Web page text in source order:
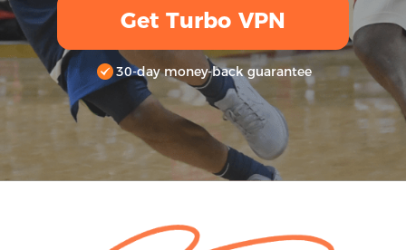
Get Turbo VPN
30-day money-back guarantee